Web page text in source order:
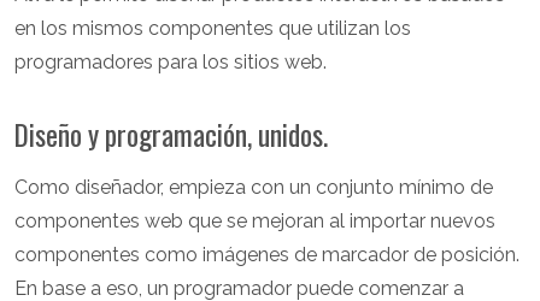
en los mismos componentes que utilizan los
programadores para los sitios web.
Diseño y programación, unidos.
Como diseñador, empieza con un conjunto mínimo de
componentes web que se mejoran al importar nuevos
componentes como imágenes de marcador de posición.
En base a eso, un programador puede comenzar a